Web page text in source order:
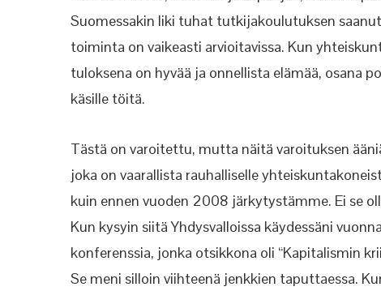
Suomessakin liki tuhat tutkijakoulutuksen
toiminta on vaikeasti arvioitavissa. Kun
tuloksena on hyvää ja onnellista elämää, osana
käsille töitä.
Tästä on varoitettu, mutta näitä varoituksen
joka on vaarallista rauhalliselle
kuin ennen vuoden 2008 järkytystämme. Ei se
Kun kysyin siitä Yhdysvalloissa käydessäni
konferenssia, jonka otsikkona oli “Kapitalismin
Se meni silloin viihteenä jenkkien taputtaessa.